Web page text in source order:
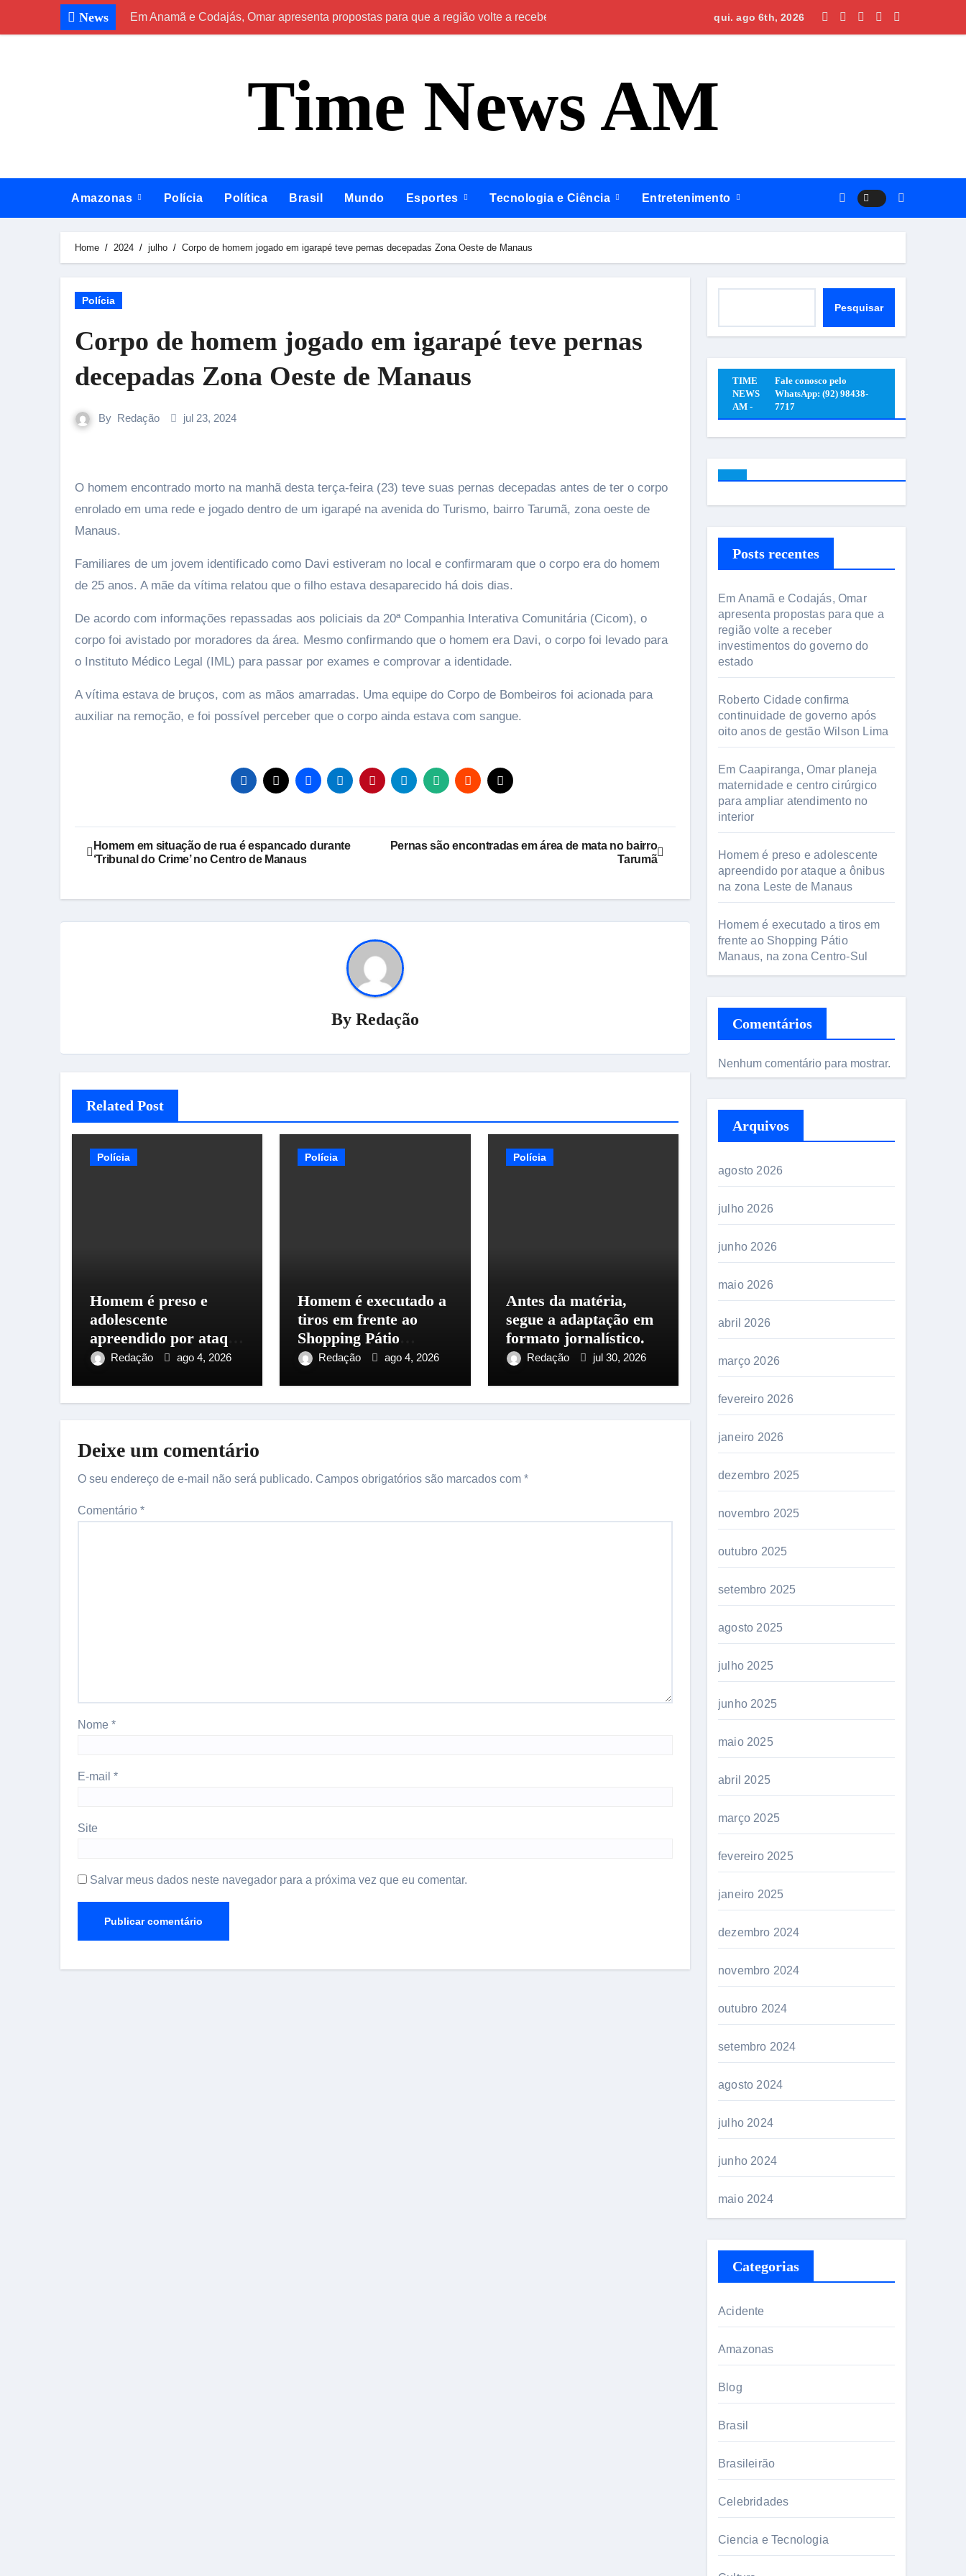
News Em Anamã e Codajás, Omar apresenta propostas para que a região volte a receber investimentos do governo do estadoRoberto Cidade confirma continuidade de governo após oito anos de gestão
qui. ago 6th, 2026
Time News AM
Amazonas Polícia Política Brasil Mundo Esportes Tecnologia e Ciência Entretenimento
Home 2024 julho Corpo de homem jogado em igarapé teve pernas decepadas Zona Oeste de Manaus
Polícia
Corpo de homem jogado em igarapé teve pernas
decepadas Zona Oeste de Manaus
By Redação jul 23, 2024
O homem encontrado morto na manhã desta terça-feira (23) teve suas pernas decepadas antes de ter o corpo
enrolado em uma rede e jogado dentro de um igarapé na avenida do Turismo, bairro Tarumã, zona oeste de
Manaus.
Familiares de um jovem identificado como Davi estiveram no local e confirmaram que o corpo era do homem
de 25 anos. A mãe da vítima relatou que o filho estava desaparecido há dois dias.
De acordo com informações repassadas aos policiais da 20ª Companhia Interativa Comunitária (Cicom), o
corpo foi avistado por moradores da área. Mesmo confirmando que o homem era Davi, o corpo foi levado para
o Instituto Médico Legal (IML) para passar por exames e comprovar a identidade.
A vítima estava de bruços, com as mãos amarradas. Uma equipe do Corpo de Bombeiros foi acionada para
auxiliar na remoção, e foi possível perceber que o corpo ainda estava com sangue.
Navegação
Post
Homem em situação de rua é espancado durante
‘Tribunal do Crime’ no Centro de Manaus
Pernas são encontradas em área de mata no bairro
Tarumã
By Redação
Related Post
Polícia
Homem é preso e
adolescente
apreendido por ataque
a ônibus na zona Leste
Redação ago 4, 2026
Polícia
Homem é executado a
tiros em frente ao
Shopping Pátio
Manaus, na zona
Redação ago 4, 2026
Polícia
Antes da matéria,
segue a adaptação em
formato jornalístico.
Redação jul 30, 2026
Deixe um comentário
O seu endereço de e-mail não será publicado. Campos obrigatórios são marcados com *
Comentário *
Nome *
E-mail *
Site
Salvar meus dados neste navegador para a próxima vez que eu comentar.
Pesquisar
TIME
NEWS
AM -
Fale conosco pelo
WhatsApp: (92) 98438-
7717
Posts recentes
Em Anamã e Codajás, Omar
apresenta propostas para que a
região volte a receber
investimentos do governo do
estado
Roberto Cidade confirma
continuidade de governo após
oito anos de gestão Wilson Lima
Em Caapiranga, Omar planeja
maternidade e centro cirúrgico
para ampliar atendimento no
interior
Homem é preso e adolescente
apreendido por ataque a ônibus
na zona Leste de Manaus
Homem é executado a tiros em
frente ao Shopping Pátio
Manaus, na zona Centro-Sul
Comentários
Nenhum comentário para mostrar.
Arquivos
agosto 2026
julho 2026
junho 2026
maio 2026
abril 2026
março 2026
fevereiro 2026
janeiro 2026
dezembro 2025
novembro 2025
outubro 2025
setembro 2025
agosto 2025
julho 2025
junho 2025
maio 2025
abril 2025
março 2025
fevereiro 2025
janeiro 2025
dezembro 2024
novembro 2024
outubro 2024
setembro 2024
agosto 2024
julho 2024
junho 2024
maio 2024
Categorias
Acidente
Amazonas
Blog
Brasil
Brasileirão
Celebridades
Ciencia e Tecnologia